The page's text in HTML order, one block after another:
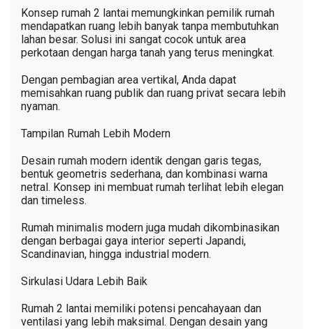
Konsep rumah 2 lantai memungkinkan pemilik rumah
mendapatkan ruang lebih banyak tanpa membutuhkan
lahan besar. Solusi ini sangat cocok untuk area
perkotaan dengan harga tanah yang terus meningkat.
Dengan pembagian area vertikal, Anda dapat
memisahkan ruang publik dan ruang privat secara lebih
nyaman.
Tampilan Rumah Lebih Modern
Desain rumah modern identik dengan garis tegas,
bentuk geometris sederhana, dan kombinasi warna
netral. Konsep ini membuat rumah terlihat lebih elegan
dan timeless.
Rumah minimalis modern juga mudah dikombinasikan
dengan berbagai gaya interior seperti Japandi,
Scandinavian, hingga industrial modern.
Sirkulasi Udara Lebih Baik
Rumah 2 lantai memiliki potensi pencahayaan dan
ventilasi yang lebih maksimal. Dengan desain yang